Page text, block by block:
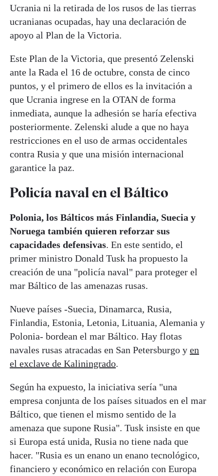
Ucrania ni la retirada de los rusos de las tierras
ucranianas ocupadas, hay una declaración de
apoyo al Plan de la Victoria.
Este Plan de la Victoria, que presentó Zelenski
ante la Rada el 16 de octubre, consta de cinco
puntos, y el primero de ellos es la invitación a
que Ucrania ingrese en la OTAN de forma
inmediata, aunque la adhesión se haría efectiva
posteriormente. Zelenski alude a que no haya
restricciones en el uso de armas occidentales
contra Rusia y que una misión internacional
garantice la paz.
Policía naval en el Báltico
Polonia, los Bálticos más Finlandia, Suecia y
Noruega también quieren reforzar sus
capacidades defensivas. En este sentido, el
primer ministro Donald Tusk ha propuesto la
creación de una "policía naval" para proteger el
mar Báltico de las amenazas rusas.
Nueve países -Suecia, Dinamarca, Rusia,
Finlandia, Estonia, Letonia, Lituania, Alemania y
Polonia- bordean el mar Báltico. Hay flotas
navales rusas atracadas en San Petersburgo y en
el exclave de Kaliningrado.
Según ha expuesto, la iniciativa sería "una
empresa conjunta de los países situados en el mar
Báltico, que tienen el mismo sentido de la
amenaza que supone Rusia". Tusk insiste en que
si Europa está unida, Rusia no tiene nada que
hacer. "Rusia es un enano un enano tecnológico,
financiero y económico en relación con Europa